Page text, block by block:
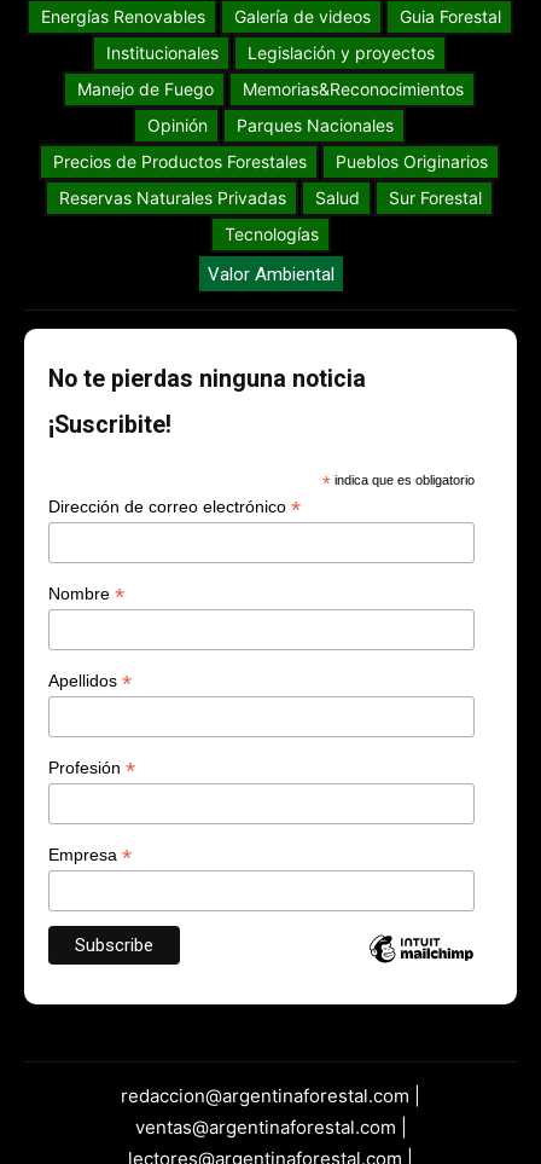
Energías Renovables
Galería de videos
Guia Forestal
Institucionales
Legislación y proyectos
Manejo de Fuego
Memorias&Reconocimientos
Opinión
Parques Nacionales
Precios de Productos Forestales
Pueblos Originarios
Reservas Naturales Privadas
Salud
Sur Forestal
Tecnologías
Valor Ambiental
No te pierdas ninguna noticia
¡Suscribite!
* indica que es obligatorio
Dirección de correo electrónico *
Nombre *
Apellidos *
Profesión *
Empresa *
redaccion@argentinaforestal.com |
ventas@argentinaforestal.com |
lectores@argentinaforestal.com |